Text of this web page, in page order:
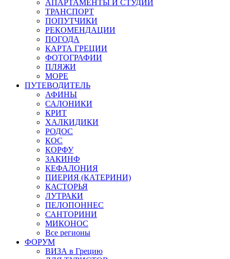
АПАРТАМЕНТЫ И СТУДИИ
ТРАНСПОРТ
ПОПУТЧИКИ
РЕКОМЕНДАЦИИ
ПОГОДА
КАРТА ГРЕЦИИ
ФОТОГРАФИИ
ПЛЯЖИ
МОРЕ
ПУТЕВОДИТЕЛЬ
АФИНЫ
САЛОНИКИ
КРИТ
ХАЛКИДИКИ
РОДОС
КОС
КОРФУ
ЗАКИНФ
КЕФАЛОНИЯ
ПИЕРИЯ (КАТЕРИНИ)
КАСТОРЬЯ
ЛУТРАКИ
ПЕЛОПОННЕС
САНТОРИНИ
МИКОНОС
Все регионы
ФОРУМ
ВИЗА в Грецию